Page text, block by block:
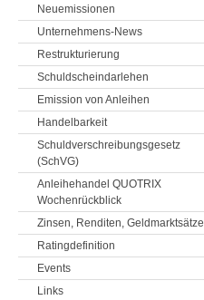
Neuemissionen
Unternehmens-News
Restrukturierung
Schuldscheindarlehen
Emission von Anleihen
Handelbarkeit
Schuldverschreibungsgesetz
(SchVG)
Anleihehandel QUOTRIX
Wochenrückblick
Zinsen, Renditen, Geldmarktsätze
Ratingdefinition
Events
Links